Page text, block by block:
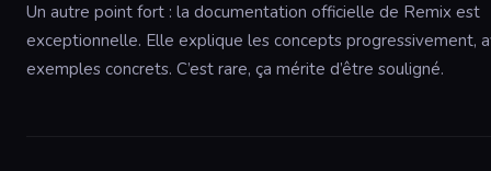
Un autre point fort : la documentation officielle de Remix est
exceptionnelle. Elle explique les concepts progressivement,
exemples concrets. C’est rare, ça mérite d’être souligné.